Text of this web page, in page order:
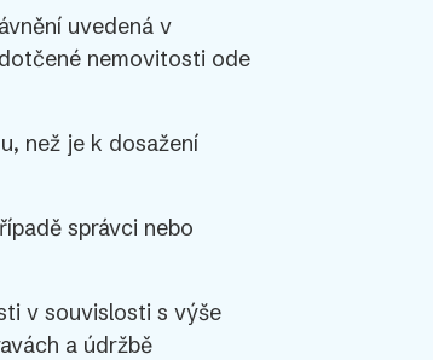
uvedená v
nemovitosti ode
než je k dosažení
správci nebo
v souvislosti s výše
a údržbě